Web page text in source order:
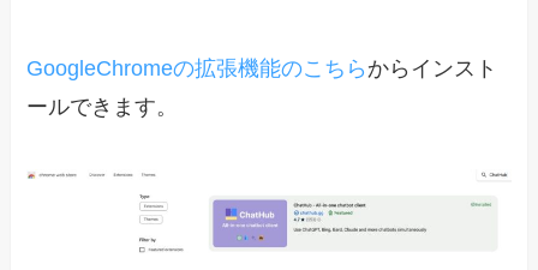
GoogleChromeの拡張機能のこちら からインスト
ールできます。